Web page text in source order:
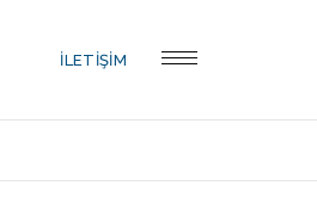
İLETİŞİM